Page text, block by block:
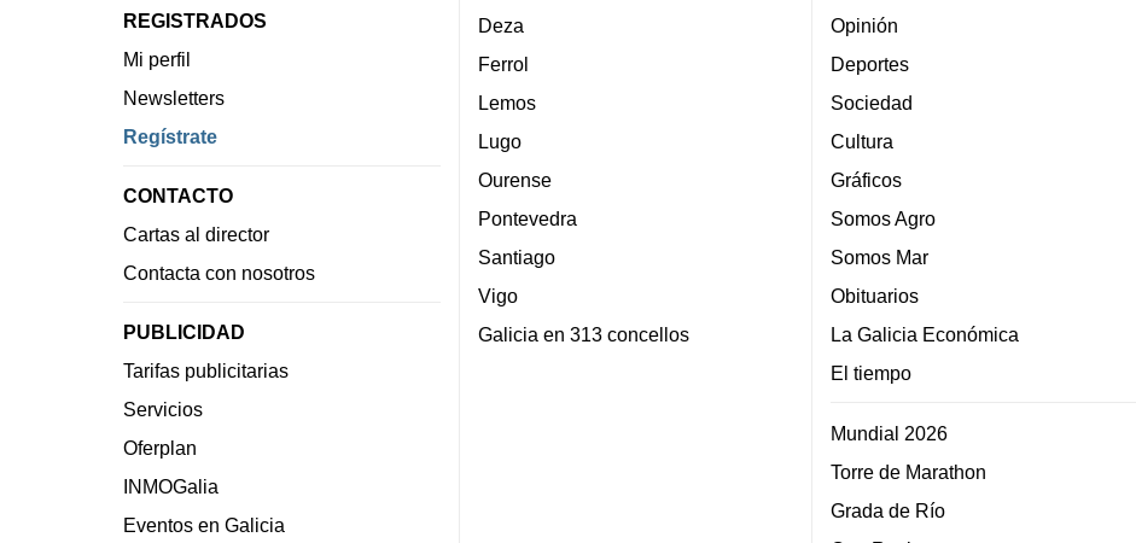
REGISTRADOS
Mi perfil
Newsletters
Regístrate
CONTACTO
Cartas al director
Contacta con nosotros
PUBLICIDAD
Tarifas publicitarias
Servicios
Oferplan
INMOGalia
Eventos en Galicia
Deza
Ferrol
Lemos
Lugo
Ourense
Pontevedra
Santiago
Vigo
Galicia en 313 concellos
Opinión
Deportes
Sociedad
Cultura
Gráficos
Somos Agro
Somos Mar
Obituarios
La Galicia Económica
El tiempo
Mundial 2026
Torre de Marathon
Grada de Río